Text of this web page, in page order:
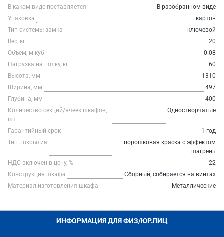
В каком виде поставляется
В разобранном виде
Упаковка
картон
Тип системы замка
ключевой
Вес, кг
20
Объем, м.куб
0.08
Нагрузка на полку, кг
60
Высота, мм
1310
Ширина, мм
497
Глубина, мм
400
Количество секций/ячеек шкафов,
шт
Одностворчатые
Гарантийный срок
1 год
Тип покрытия
порошковая краска с эффектом
шагрень
НДС включен в цену, %
22
Конструкция шкафа
Сборный, собирается на винтах
Материал изготовления шкафа
Металлические
ИНФОРМАЦИЯ ДЛЯ ФИЗ/ЮР.ЛИЦ